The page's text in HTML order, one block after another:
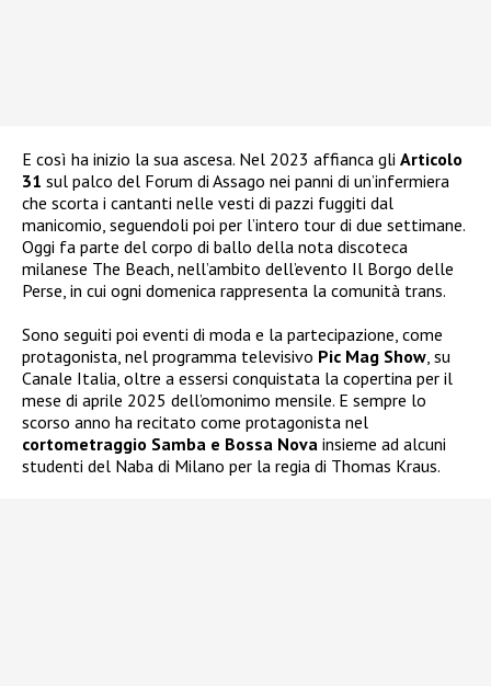
E così ha inizio la sua ascesa. Nel 2023 affianca gli Articolo
31 sul palco del Forum di Assago nei panni di un’infermiera
che scorta i cantanti nelle vesti di pazzi fuggiti dal
manicomio, seguendoli poi per l’intero tour di due settimane.
Oggi fa parte del corpo di ballo della nota discoteca
milanese The Beach, nell’ambito dell’evento Il Borgo delle
Perse, in cui ogni domenica rappresenta la comunità trans.
Sono seguiti poi eventi di moda e la partecipazione, come
protagonista, nel programma televisivo Pic Mag Show, su
Canale Italia, oltre a essersi conquistata la copertina per il
mese di aprile 2025 dell’omonimo mensile. E sempre lo
scorso anno ha recitato come protagonista nel
cortometraggio Samba e Bossa Nova insieme ad alcuni
studenti del Naba di Milano per la regia di Thomas Kraus.